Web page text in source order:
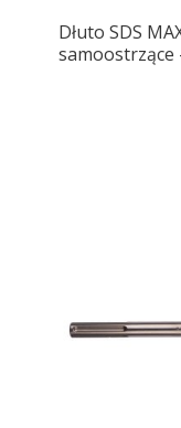
Dłuto SDS
samoostrzące